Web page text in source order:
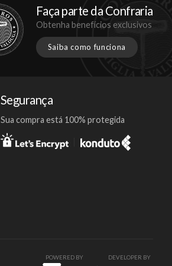
Faça parte da Confraria
Obtenha benefícios exclusivos
Saiba como funciona
Segurança
Sua compra está 100% protegida
POWERED BY DEVELOPER BY